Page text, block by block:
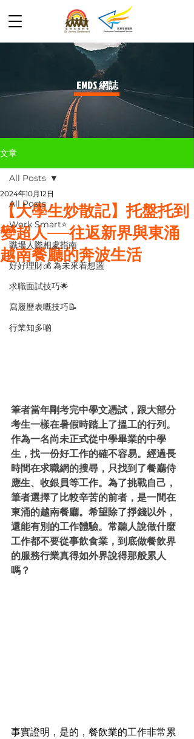
​EMDS 網誌
文章
All Posts
Work Smart⭐️
職場人際相處指南
好好理財💰 為未來着想🈵
求職面試技巧🌟
寫履歷表嘅技巧📝
行業知多啲
All Posts
【大學生炒散記】托盤托到
變超人──往返新界與東涌
越南餐廳的奔波生活
2024年10月12日
筆者當年剛考完中學文憑試，跟大部分
考生一樣在暑假時踏上了搵工的行列。
作為一名尚未正式從中學畢業的中學
生，找一份好工作的確不容易。經過長
時間在求職網的搜尋，只找到了餐廳侍
應生、收銀員等工作。為了挑戰自己，
筆者選擇了 比較辛苦的前者，是一間在
東涌的越南餐廳。希望除了掙錢以外，
還能有別的工作體驗。常聽人說做什麼
工作都不要從事飲食業，到底做餐飲界
的服務行業真得如外界說得那般累人
嗎？
事實證明，是的，餐飲業的工作非常累